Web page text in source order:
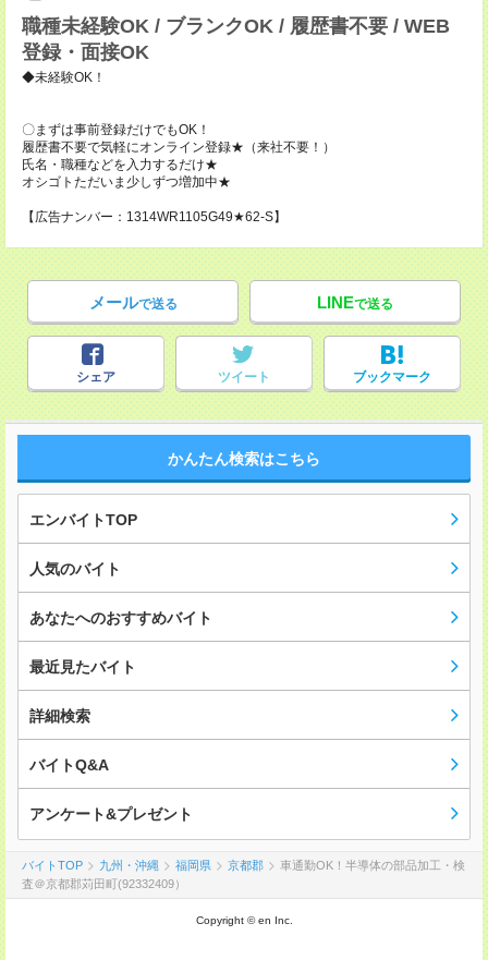
職種未経験OK / ブランクOK / 履歴書不要 / WEB
登録・面接OK
◆未経験OK！
〇まずは事前登録だけでもOK！
履歴書不要で気軽にオンライン登録★（来社不要！）
氏名・職種などを入力するだけ★
オシゴトただいま少しずつ増加中★
【広告ナンバー：1314WR1105G49★62-S】
メールで送る LINEで送る
シェア ツイート ブックマーク
かんたん検索はこちら
エンバイトTOP
人気のバイト
あなたへのおすすめバイト
最近見たバイト
詳細検索
バイトQ&A
アンケート&プレゼント
バイトTOP 九州・沖縄 福岡県 京都郡
車通勤OK！半導体の部品加工・検
査＠京都郡苅田町(92332409）
Copyright © en Inc.